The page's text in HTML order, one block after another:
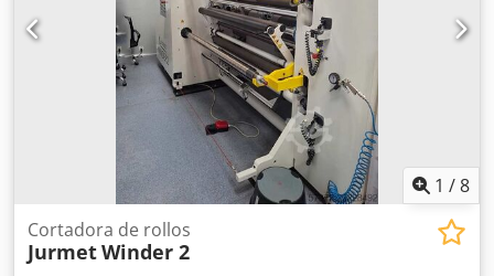
1 /8
Cortadora de rollos
JurmetWinder 2